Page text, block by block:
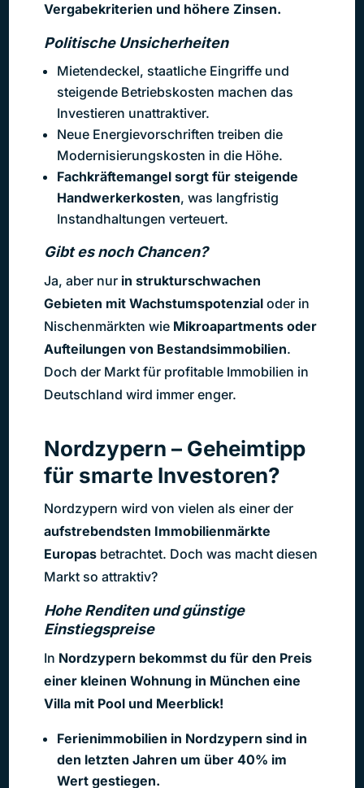
Vergabekriterien und höhere Zinsen.
Politische Unsicherheiten
Mietendeckel, staatliche Eingriffe und
steigende Betriebskosten machen das
Investieren unattraktiver.
Neue Energievorschriften treiben die
Modernisierungskosten in die Höhe.
Fachkräftemangel sorgt für steigende
Handwerkerkosten, was langfristig
Instandhaltungen verteuert.
Gibt es noch Chancen?
Ja, aber nur in strukturschwachen
Gebieten mit Wachstumspotenzialoder in
Nischenmärkten wie Mikroapartments oder
Aufteilungen von Bestandsimmobilien.
Doch der Markt für profitable Immobilien in
Deutschland wird immer enger.
Nordzypern – Geheimtipp
für smarte Investoren?
Nordzypern wird von vielen als einer der
aufstrebendsten Immobilienmärkte
Europasbetrachtet. Doch was macht diesen
Markt so attraktiv?
Hohe Renditen und günstige
Einstiegspreise
In Nordzypern bekommst du für den Preis
einer kleinen Wohnung in München eine
Villa mit Pool und Meerblick!
Ferienimmobilien in Nordzypern sind in
den letzten Jahren um über 40% im
Wert gestiegen.